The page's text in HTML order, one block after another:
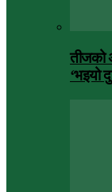
तीजको
‘भइयो